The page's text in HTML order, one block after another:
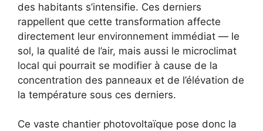
des habitants s’intensifie. Ces derniers
rappellent que cette transformation affecte
directement leur environnement immédiat — le
sol, la qualité de l’air, mais aussi le microclimat
local qui pourrait se modifier à cause de la
concentration des panneaux et de l’élévation de
la température sous ces derniers.
Ce vaste chantier photovoltaïque pose donc la